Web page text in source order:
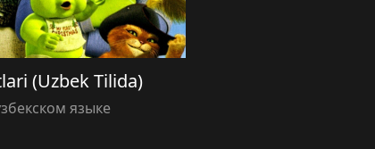
(Uzbek Tilida)
языке